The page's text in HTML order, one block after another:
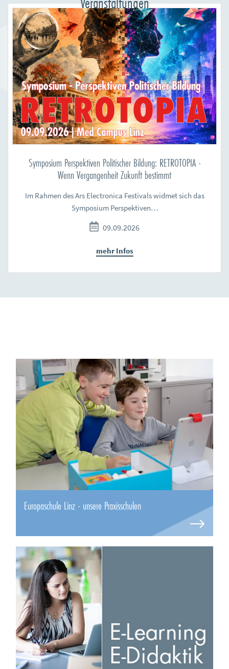
Symposium Perspektiven Politischer Bildung: RETROTOPIA -
Wenn Vergangenheit Zukunft bestimmt
Im Rahmen des Ars Electronica Festivals widmet sich das
Symposium Perspektiven…
09.09.2026
mehr Infos
Europaschule Linz - unsere Praxisschulen